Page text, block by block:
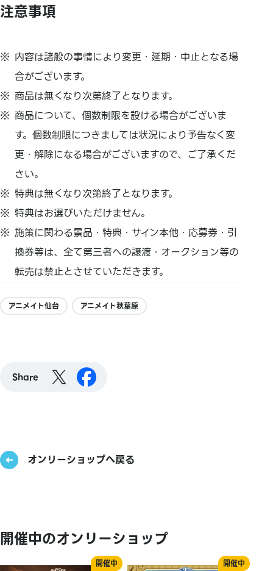
注意事項
内容は諸般の事情により変更・延期・中止となる場
合がございます。
商品は無くなり次第終了となります。
商品について、個数制限を設ける場合がございま
す。個数制限につきましては状況により予告なく変
更・解除になる場合がございますので、ご了承くだ
さい。
特典は無くなり次第終了となります。
特典はお選びいただけません。
施策に関わる景品・特典・サイン本他・応募券・引
換券等は、全て第三者への譲渡・オークション等の
転売は禁止とさせていただきます。
アニメイト仙台 アニメイト秋葉原
Share
オンリーショップへ戻る
開催中のオンリーショップ